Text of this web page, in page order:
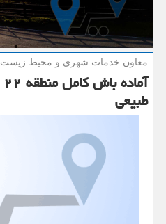
معاون خدمات شهری و محیط زیست منطقه
طبیعی